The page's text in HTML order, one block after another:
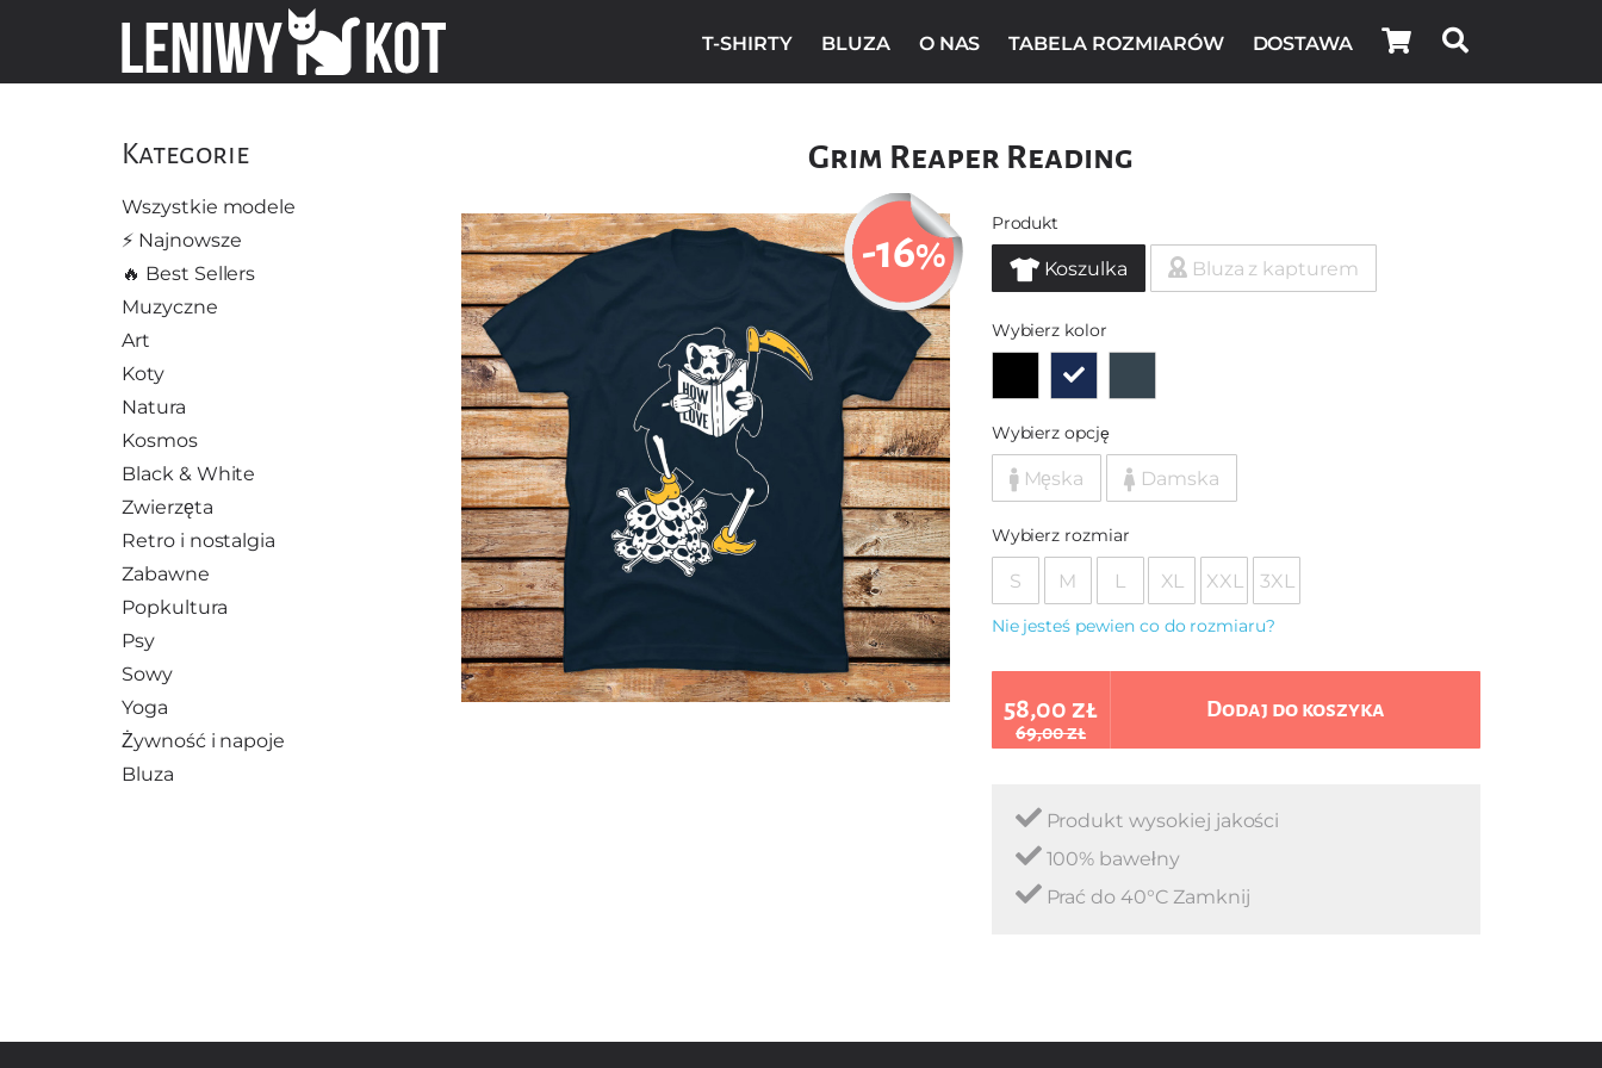
T-SHIRTY BLUZA O NAS TABELA ROZMIARÓW DOSTAWA
Kategorie
Wszystkie modele
⚡️ Najnowsze
🔥 Best Sellers
Muzyczne
Art
Koty
Natura
Kosmos
Black & White
Zwierzęta
Retro i nostalgia
Zabawne
Popkultura
Psy
Sowy
Yoga
Żywność i napoje
Bluza
Grim Reaper Reading
-16%
Produkt
Koszulka Bluza z kapturem
Wybierz kolor
Wybierz opcję
Męska Damska
Wybierz rozmiar
S M L XL XXL 3XL
Nie jesteś pewien co do rozmiaru?
58,00 zł
69,00 zł
Dodaj do koszyka
Produkt wysokiej jakości
100% bawełny
Prać do 40°C Zamknij